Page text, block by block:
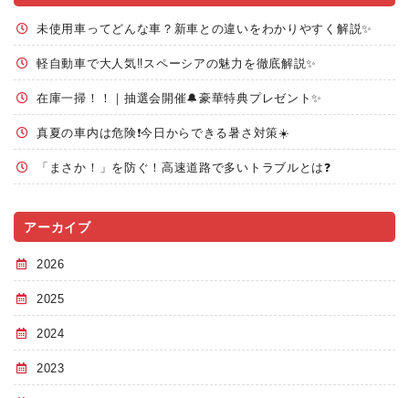
未使用車ってどんな車？新車との違いをわかりやすく解説✨
軽自動車で大人気‼️スペーシアの魅力を徹底解説✨
在庫一掃！！｜抽選会開催🔔豪華特典プレゼント✨
真夏の車内は危険❗今日からできる暑さ対策☀️
「まさか！」を防ぐ！高速道路で多いトラブルとは❓
アーカイブ
2026
2025
2024
2023